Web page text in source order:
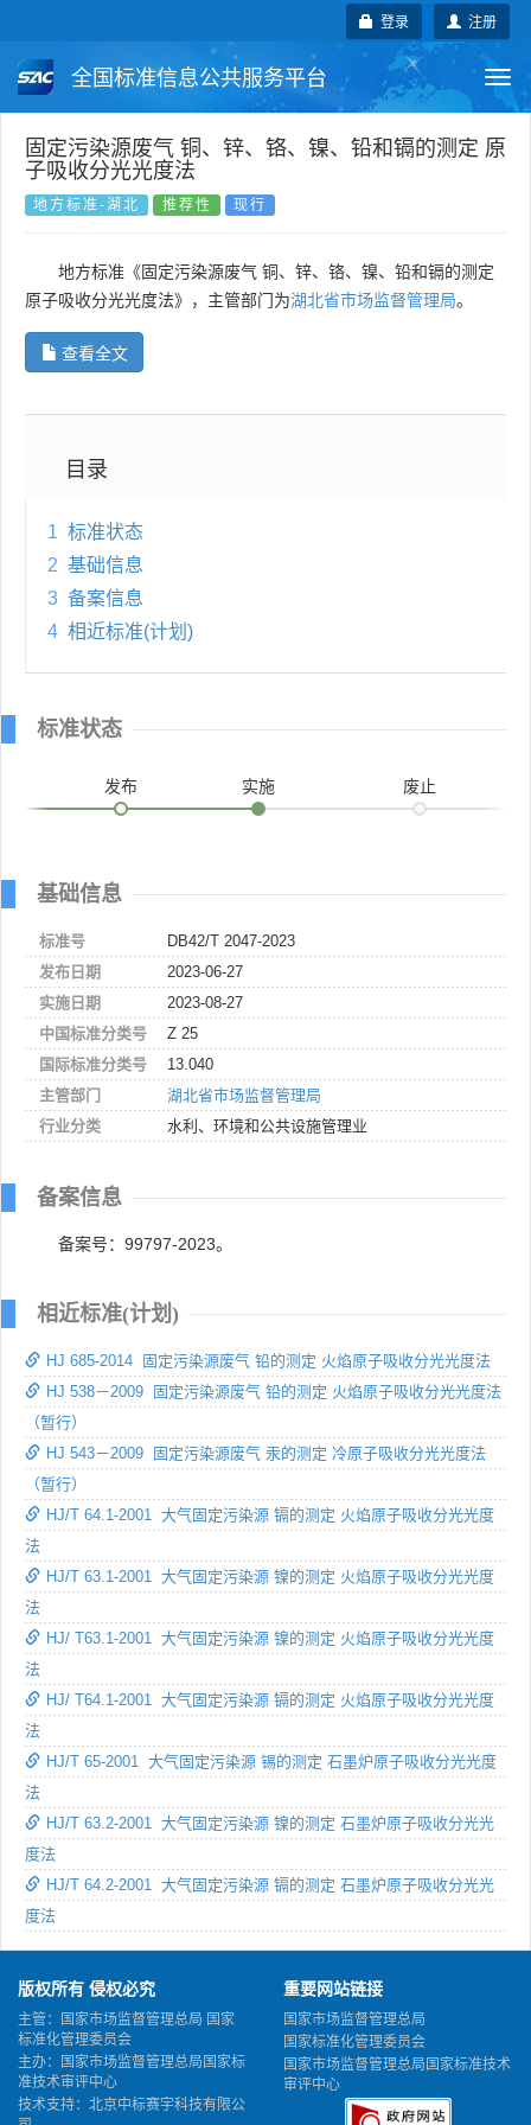
注册
登录
全国标准信息公共服务平台
国家标准 行业标准 地方标准
团体标准 企业标准
国外标准 技术委员会
固定污染源废气 铜、锌、铬、镍、铅和镉的测定 原
子吸收分光光度法
地方标准-湖北 推荐性 现行
地方标准《固定污染源废气 铜、锌、铬、镍、铅和镉的测定
原子吸收分光光度法》，主管部门为湖北省市场监督管理局。
查看全文
目录
1 标准状态
2 基础信息
3 备案信息
4 相近标准(计划)
标准状态
发布 实施 废止
基础信息
标准号
DB42/T 2047-2023
发布日期
2023-06-27
实施日期
2023-08-27
中国标准分类号
Z 25
国际标准分类号
13.040
主管部门
湖北省市场监督管理局
行业分类
水利、环境和公共设施管理业
备案信息
备案号：99797-2023。
相近标准(计划)
HJ 685-2014 固定污染源废气 铅的测定 火焰原子吸收分光光度法
HJ 538－2009 固定污染源废气 铅的测定 火焰原子吸收分光光度法
（暂行）
HJ 543－2009 固定污染源废气 汞的测定 冷原子吸收分光光度法
（暂行）
HJ/T 64.1-2001 大气固定污染源 镉的测定 火焰原子吸收分光光度
法
HJ/T 63.1-2001 大气固定污染源 镍的测定 火焰原子吸收分光光度
法
HJ/ T63.1-2001 大气固定污染源 镍的测定 火焰原子吸收分光光度
法
HJ/ T64.1-2001 大气固定污染源 镉的测定 火焰原子吸收分光光度
法
HJ/T 65-2001 大气固定污染源 锡的测定 石墨炉原子吸收分光光度
法
HJ/T 63.2-2001 大气固定污染源 镍的测定 石墨炉原子吸收分光光
度法
HJ/T 64.2-2001 大气固定污染源 镉的测定 石墨炉原子吸收分光光
度法
版权所有 侵权必究
主管：国家市场监督管理总局 国家
标准化管理委员会
主办：国家市场监督管理总局国家标
准技术审评中心
技术支持：北京中标赛宇科技有限公
重要网站链接
国家市场监督管理总局
国家标准化管理委员会
国家市场监督管理总局国家标准技术
审评中心